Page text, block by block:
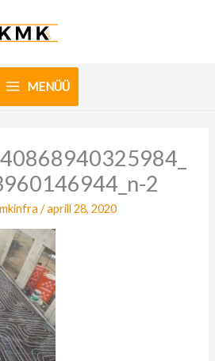
MENÜÜ
2
/aprill 28, 2020